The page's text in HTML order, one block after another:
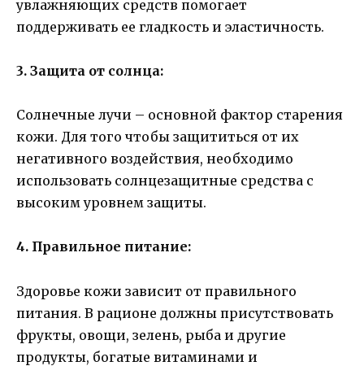
увлажняющих средств помогает
поддерживать ее гладкость и эластичность.
3. Защита от солнца:
Солнечные лучи – основной фактор старения
кожи. Для того чтобы защититься от их
негативного воздействия, необходимо
использовать солнцезащитные средства с
высоким уровнем защиты.
4. Правильное питание:
Здоровье кожи зависит от правильного
питания. В рационе должны присутствовать
фрукты, овощи, зелень, рыба и другие
продукты, богатые витаминами и